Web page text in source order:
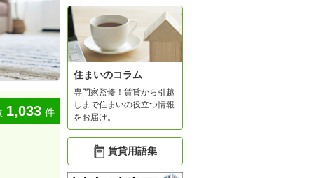
1,033 件
住まいのコラム
専門家監修！賃貸から引越
しまで住まいの役立つ情報
をお届け。
賃貸用語集